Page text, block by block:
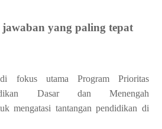
yang paling tepat
fokus utama Program Prioritas
Dasar dan Menengah
mengatasi tantangan pendidikan di